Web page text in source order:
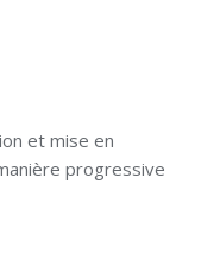
et mise en
progressive